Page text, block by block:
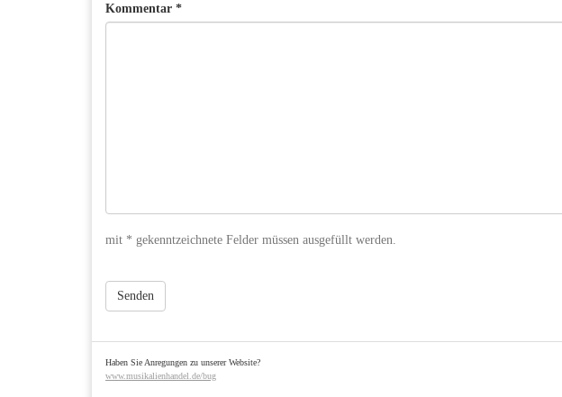
Kommentar *
mit * gekenntzeichnete Felder müssen ausgefüllt werden.
Senden
Haben Sie Anregungen zu unserer Website?
www.musikalienhandel.de/bug